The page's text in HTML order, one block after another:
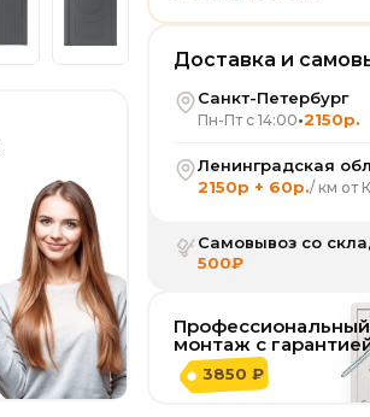
Доставка и
Санкт-Петербург
Пн-Пт с 14:00•2150р.
Ленинградская
2150р + 60р./ км от
Самовывоз со
500₽
Профессиональный
монтаж с
3850 ₽